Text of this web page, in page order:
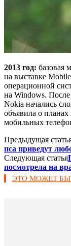
2013 год: базовая
на выставке
операционной
на Windows.
Nokia начались
объявила о
мобильных
Предыдущая
пса приведут
Следующая статья
посмотрела на
ЭТО МОЖЕТ